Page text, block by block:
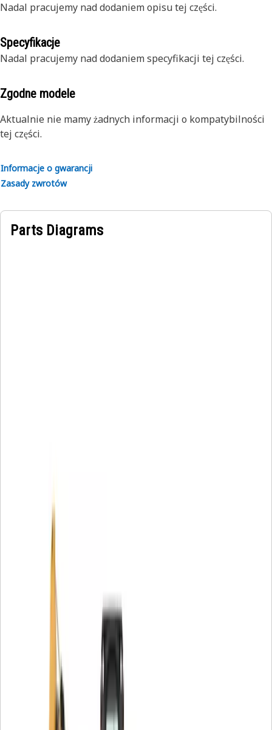
Nadal pracujemy nad dodaniem opisu tej części.
Specyfikacje
Nadal pracujemy nad dodaniem specyfikacji tej części.
Zgodne modele
Aktualnie nie mamy żadnych informacji o kompatybilności
tej części.
Informacje o gwarancji
Zasady zwrotów
Parts Diagrams